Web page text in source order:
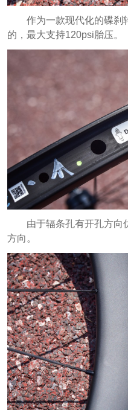
作为一款现代化的碟刹
的，最大支持120psi胎压。
由于辐条孔有开孔方向
方向。